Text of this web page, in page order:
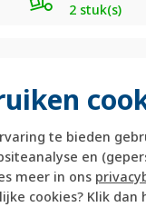
te bieden
en
meer in ons
cookies? Klik dan
2 stuk(s)
Geschikt